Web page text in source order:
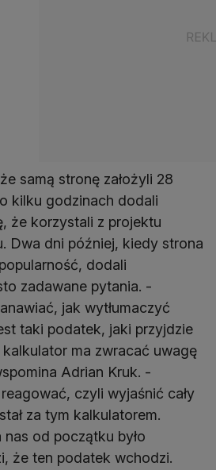
samą stronę założyli 28
kilku godzinach dodali
że korzystali z projektu
Dwa dni później, kiedy strona
dodali
zadawane pytania. -
jak wytłumaczyć
taki podatek, jaki przyjdzie
kalkulator ma zwracać uwagę
Adrian Kruk. -
czyli wyjaśnić cały
za tym kalkulatorem.
nas od początku było
że ten podatek wchodzi.